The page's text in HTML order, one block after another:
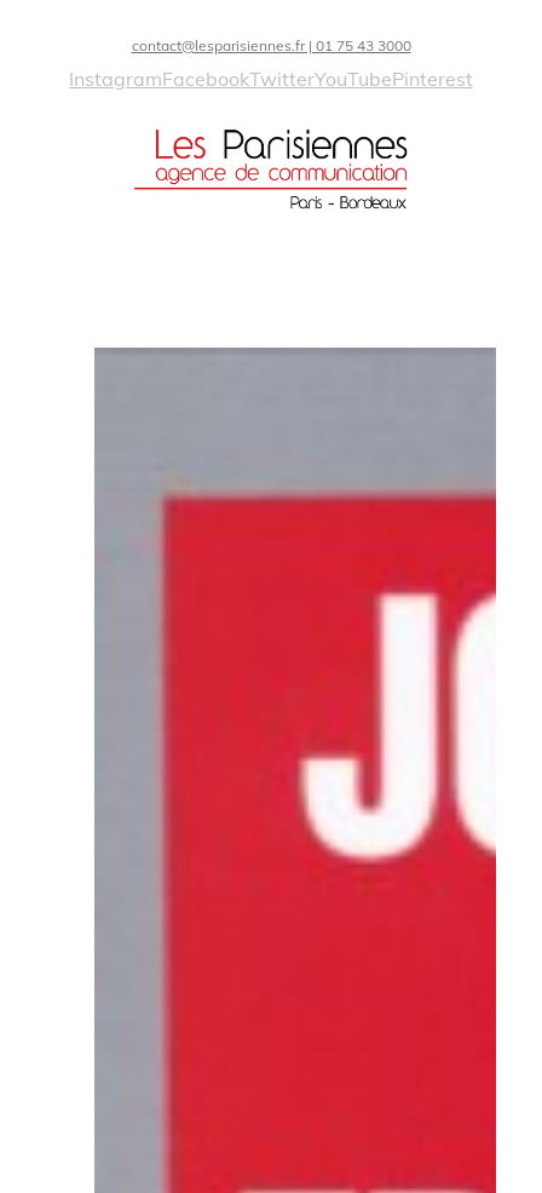
contact@lesparisiennes.fr | 01 75 43 3000
InstagramFacebookTwitterYouTubePinterest